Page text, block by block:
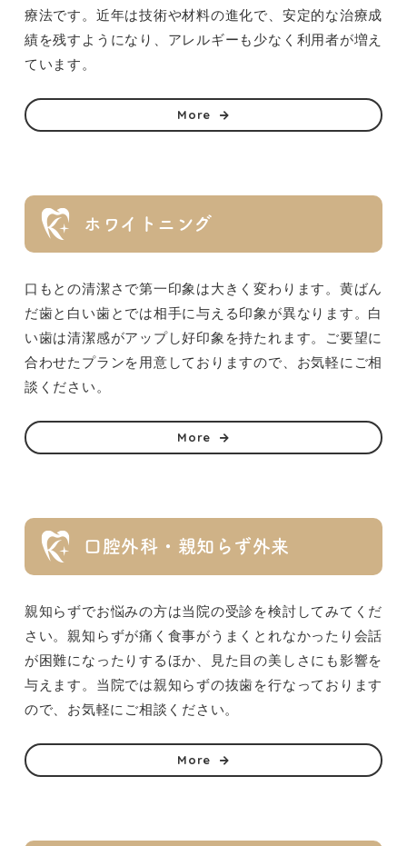
療法です。近年は技術や材料の進化で、安定的な治療成
績を残すようになり、アレルギーも少なく利用者が増え
ています。
More
ホワイトニング
口もとの清潔さで第一印象は大きく変わります。黄ばん
だ歯と白い歯とでは相手に与える印象が異なります。白
い歯は清潔感がアップし好印象を持たれます。ご要望に
合わせたプランを用意しておりますので、お気軽にご相
談ください。
More
口腔外科・親知らず外来
親知らずでお悩みの方は当院の受診を検討してみてくだ
さい。親知らずが痛く食事がうまくとれなかったり会話
が困難になったりするほか、見た目の美しさにも影響を
与えます。当院では親知らずの抜歯を行なっております
ので、お気軽にご相談ください。
More